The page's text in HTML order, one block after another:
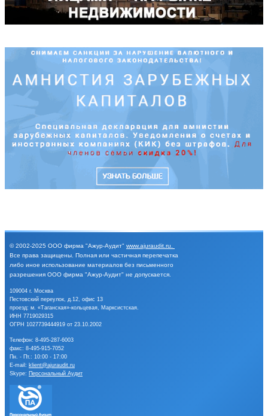
© 2002-2025 ООО фирма "Ажур-Аудит" www.ajuraudit.ru
Все права защищены. Полная или частичная перепечатка
либо иное использование материалов без письменного
разрешения ООО фирма "Ажур-Аудит" не допускается.
109004 г. Москва
Пестовский переулок, д.12, офис 13
проезд: м. «Таганская»-кольцевая, Марксистская.
ИНН 7719029315
ОГРН 1027739444919 от 23.10.2002
Телефон: 8-495-287-6003
факс: 8-495-915-7052
Пн. - Пт.: 10:00 - 17:00
E-mail: klient@ajuraudit.ru
Skype: Персональный Аудит